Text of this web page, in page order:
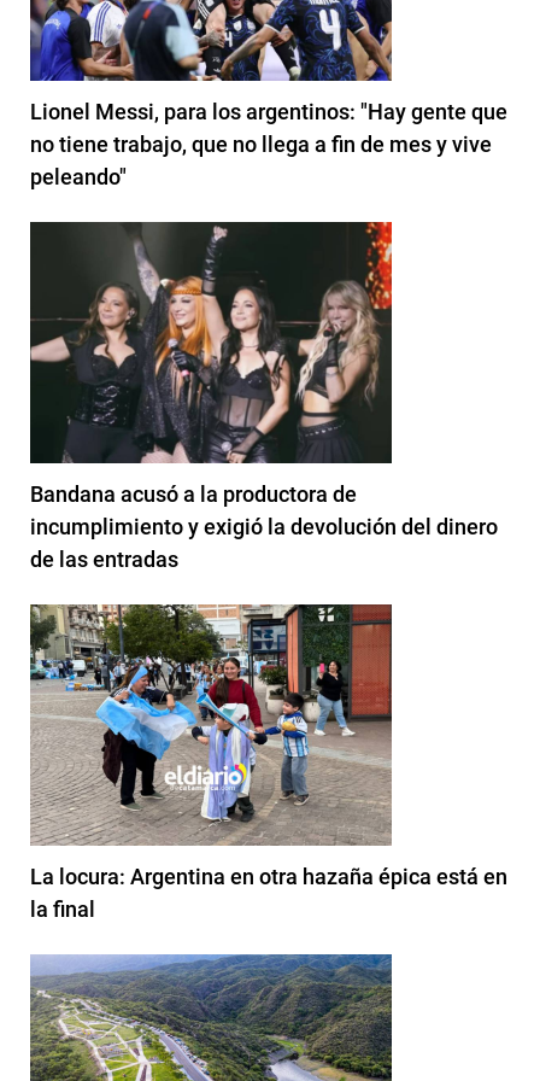
Lionel Messi, para los argentinos: "Hay gente que
no tiene trabajo, que no llega a fin de mes y vive
peleando"
Bandana acusó a la productora de
incumplimiento y exigió la devolución del dinero
de las entradas
La locura: Argentina en otra hazaña épica está en
la final